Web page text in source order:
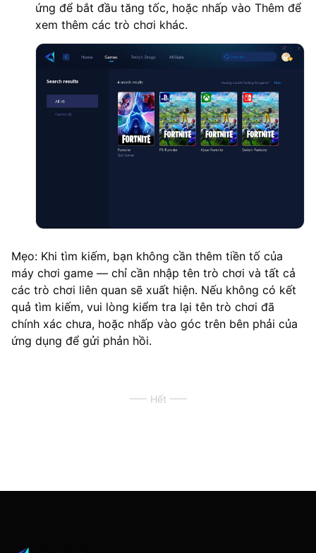
ứng để bắt đầu tăng tốc, hoặc nhấp vào Thêm để
xem thêm các trò chơi khác.
Mẹo: Khi tìm kiếm, bạn không cần thêm tiền tố của
máy chơi game — chỉ cần nhập tên trò chơi và tất cả
các trò chơi liên quan sẽ xuất hiện. Nếu không có kết
quả tìm kiếm, vui lòng kiểm tra lại tên trò chơi đã
chính xác chưa, hoặc nhấp vào góc trên bên phải của
ứng dụng để gửi phản hồi.
Hết